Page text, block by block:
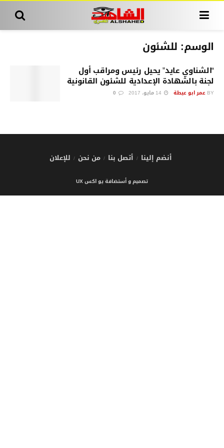
الوسم: للشئون
“الشناوي عايد” يحيل رئيس ومراقب أول
لجنة بالشهادة الإعدادية للشئون القانونية
BY عمر ابو عيطة
أنضم إلينا أتصل بنا من نحن للإعلان
تصميم و أستضافة يو اكس UX